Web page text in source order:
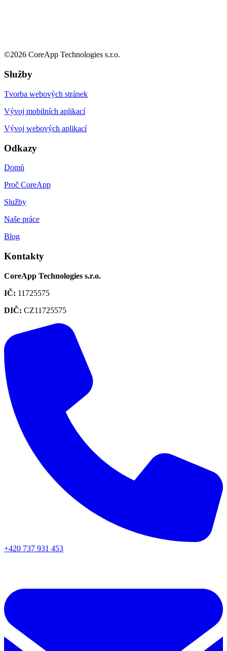
©2026 CoreApp Technologies s.r.o.
Služby
Tvorba webových stránek
Vývoj mobilních aplikací
Vývoj webových aplikací
Odkazy
Domů
Proč CoreApp
Služby
Naše práce
Blog
Kontakty
CoreApp Technologies s.r.o.
IČ: 11725575
DIČ: CZ11725575
+420 737 931 453